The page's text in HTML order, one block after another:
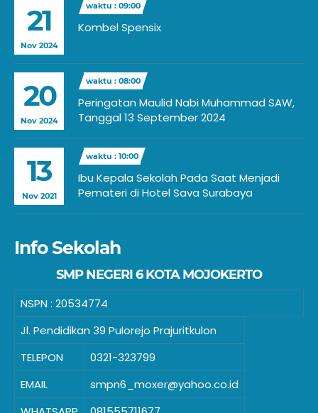
21
Nov 2024
waktu : 09:00
Kombel Spensix
20
Nov 2024
waktu : 08:00
Peringatan Maulid Nabi Muhammad SAW,
Tanggal 13 September 2024
13
Nov 2021
waktu : 10:00
Ibu Kepala Sekolah Pada Saat Menjadi
Pemateri di Hotel Sava Surabaya
Info Sekolah
SMP NEGERI 6 KOTA MOJOKERTO
NSPN : 20534774
Jl. Pendidikan 39 Pulorejo Prajuritkulon
TELEPON
0321-323799
EMAIL
smpn6_moxer@yahoo.co.id